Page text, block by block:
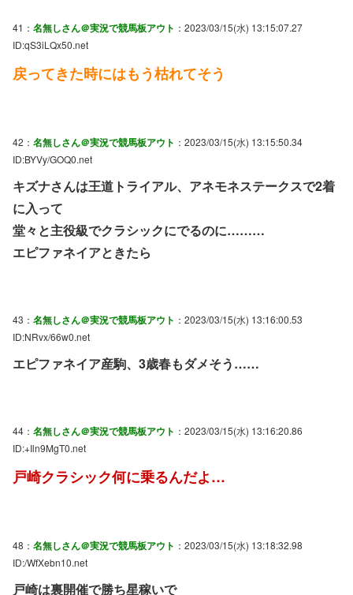
41： 名無しさん＠実況で競馬板アウト ：2023/03/15(水) 13:15:07.27
ID:qS3iLQx50.net
戻ってきた時にはもう枯れてそう
42： 名無しさん＠実況で競馬板アウト ：2023/03/15(水) 13:15:50.34
ID:BYVy/GOQ0.net
キズナさんは王道トライアル、アネモネステークスで2着
に入って
堂々と主役級でクラシックにでるのに………
エピファネイアときたら
43： 名無しさん＠実況で競馬板アウト ：2023/03/15(水) 13:16:00.53
ID:NRvx/66w0.net
エピファネイア産駒、3歳春もダメそう……
44： 名無しさん＠実況で競馬板アウト ：2023/03/15(水) 13:16:20.86
ID:+Iln9MgT0.net
戸崎クラシック何に乗るんだよ…
48： 名無しさん＠実況で競馬板アウト ：2023/03/15(水) 13:18:32.98
ID:/WfXebn10.net
戸崎は裏開催で勝ち星稼いで